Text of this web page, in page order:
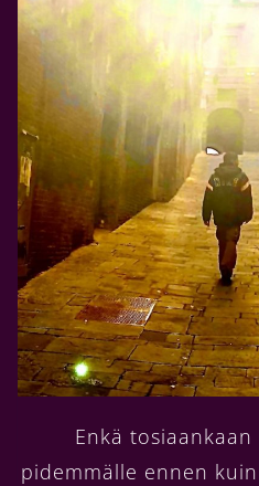
Enkä
pidemmälle ennen